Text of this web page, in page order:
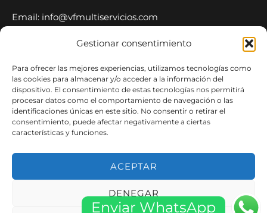
Gestionar consentimiento
Para ofrecer las mejores experiencias, utilizamos tecnologías como
las cookies para almacenar y/o acceder a la información del
dispositivo. El consentimiento de estas tecnologías nos permitirá
procesar datos como el comportamiento de navegación o las
identificaciones únicas en este sitio. No consentir o retirar el
consentimiento, puede afectar negativamente a ciertas
características y funciones.
ACEPTAR
DENEGAR
Email: info@vfmultiservicios.com
Whatsapp: 653 65 52 06
VF Multiservicios
Nuestro equipo de expertos está capacitado y
equipado para manejar una amplia gama de servicios
24 Horas 365 Días.
Copyright © 2026 VFMultiservicios.com ·Aviso Legal·Política
de Privacidad · Blog·Sitemap
Enviar WhatsApp